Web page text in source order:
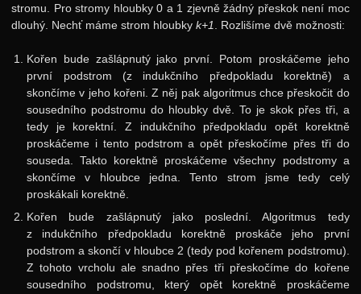
stromu. Pro stromy hloubky 0 a 1 zjevně žádný přeskok není moc
dlouhý. Nechť máme strom hloubkyk+1 . Rozlišíme dvě možnosti:
Kořen bude zašlápnutý jako první. Potom proskáčeme jeho
první podstrom (z indukčního předpokladu korektně) a
skončíme v jeho kořeni. Z něj pak algoritmus chce přeskočit do
sousedního podstromu do hloubky dvě. To je skok přes tři, a
tedy je korektní. Z indukčního předpokladu opět korektně
proskáčeme i tento podstrom a opět přeskočíme přes tři do
souseda. Takto korektně proskáčeme všechny podstromy a
skončíme v hloubce jedna. Tento strom jsme tedy celý
proskákali korektně.
Kořen bude zašlápnutý jako poslední. Algoritmus tedy
z indukčního předpokladu korektně proskáče jeho první
podstrom a skončí v hloubce 2 (tedy pod kořenem podstromu).
Z tohoto vrcholu ale snadno přes tři přeskočíme do kořene
sousedního podstromu, který opět korektně proskáčeme